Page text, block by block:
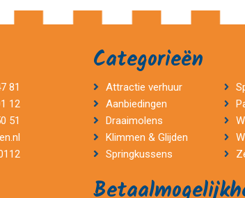
81
12
51
Categorieën
Attractie verhuur
Aanbiedingen
Draaimolens
Klimmen & Glijden
Springkussens